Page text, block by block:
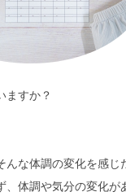
ますか？
な体調の変化を感じ
、体調や気分の変化